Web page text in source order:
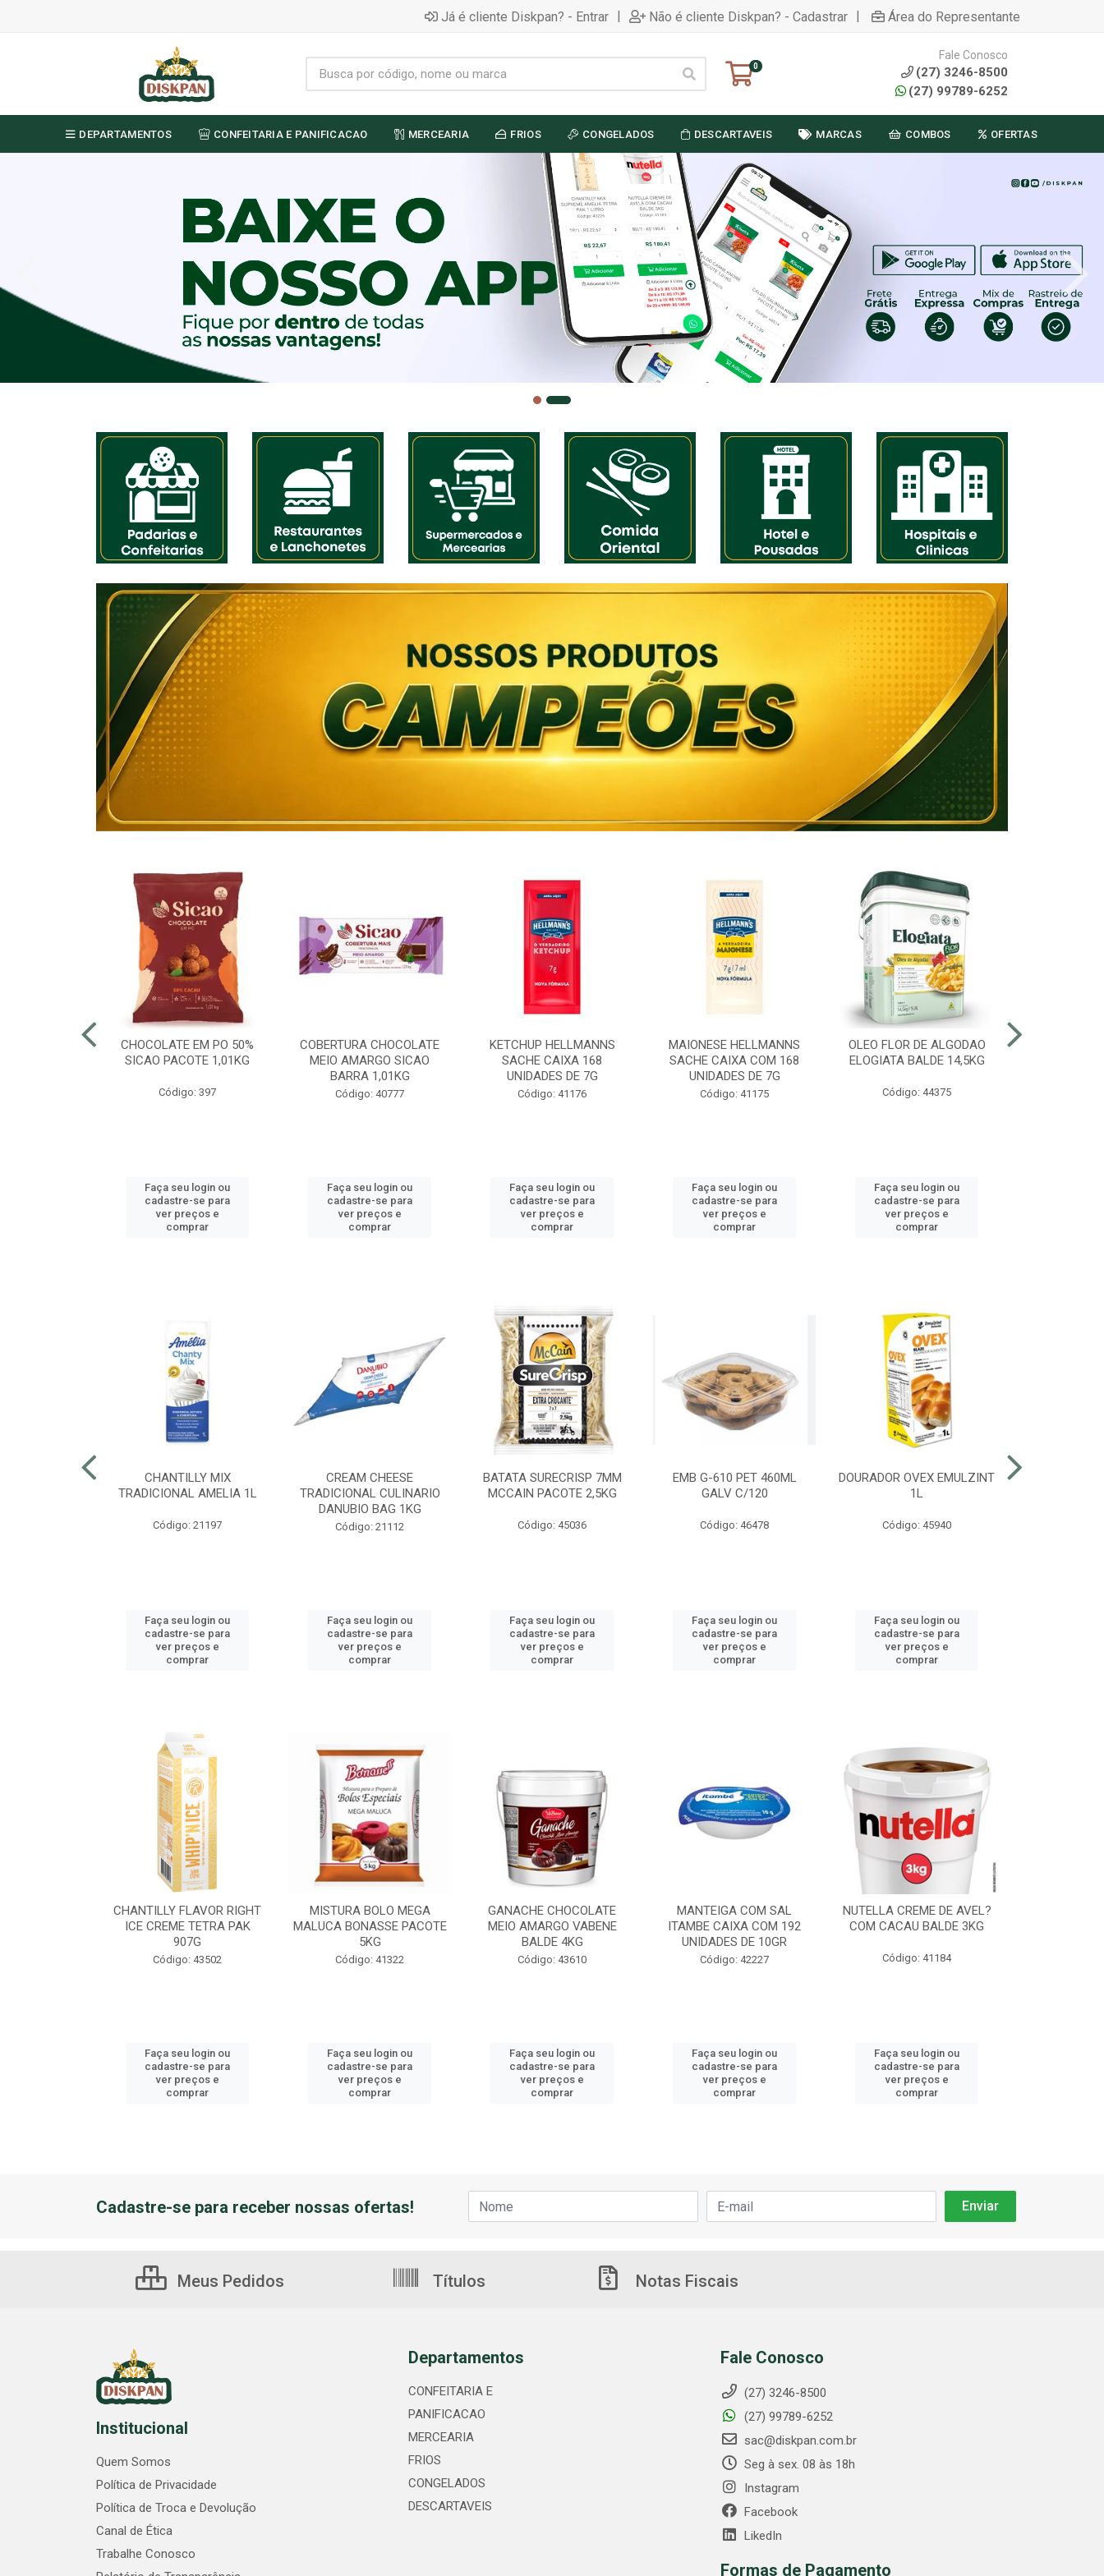
Já é cliente Diskpan? - Entrar | Não é cliente Diskpan? - Cadastrar | Área do Representante
0
Fale Conosco
(27) 3246-8500
(27) 99789-6252
DEPARTAMENTOS CONFEITARIA E PANIFICACAO MERCEARIA FRIOS CONGELADOS DESCARTAVEIS MARCAS COMBOS OFERTAS
CHOCOLATE EM PO 50%
SICAO PACOTE 1,01KG
Código: 397
Faça seu login ou
cadastre-se para
ver preços e
comprar
COBERTURA CHOCOLATE
MEIO AMARGO SICAO
BARRA 1,01KG
Código: 40777
Faça seu login ou
cadastre-se para
ver preços e
comprar
KETCHUP HELLMANNS
SACHE CAIXA 168
UNIDADES DE 7G
Código: 41176
Faça seu login ou
cadastre-se para
ver preços e
comprar
MAIONESE HELLMANNS
SACHE CAIXA COM 168
UNIDADES DE 7G
Código: 41175
Faça seu login ou
cadastre-se para
ver preços e
comprar
OLEO FLOR DE ALGODAO
ELOGIATA BALDE 14,5KG
Código: 44375
Faça seu login ou
cadastre-se para
ver preços e
comprar
CHANTILLY MIX
TRADICIONAL AMELIA 1L
Código: 21197
Faça seu login ou
cadastre-se para
ver preços e
comprar
CREAM CHEESE
TRADICIONAL CULINARIO
DANUBIO BAG 1KG
Código: 21112
Faça seu login ou
cadastre-se para
ver preços e
comprar
BATATA SURECRISP 7MM
MCCAIN PACOTE 2,5KG
Código: 45036
Faça seu login ou
cadastre-se para
ver preços e
comprar
EMB G-610 PET 460ML
GALV C/120
Código: 46478
Faça seu login ou
cadastre-se para
ver preços e
comprar
DOURADOR OVEX EMULZINT
1L
Código: 45940
Faça seu login ou
cadastre-se para
ver preços e
comprar
CHANTILLY FLAVOR RIGHT
ICE CREME TETRA PAK
907G
Código: 43502
Faça seu login ou
cadastre-se para
ver preços e
comprar
MISTURA BOLO MEGA
MALUCA BONASSE PACOTE
5KG
Código: 41322
Faça seu login ou
cadastre-se para
ver preços e
comprar
GANACHE CHOCOLATE
MEIO AMARGO VABENE
BALDE 4KG
Código: 43610
Faça seu login ou
cadastre-se para
ver preços e
comprar
MANTEIGA COM SAL
ITAMBE CAIXA COM 192
UNIDADES DE 10GR
Código: 42227
Faça seu login ou
cadastre-se para
ver preços e
comprar
NUTELLA CREME DE AVEL?
COM CACAU BALDE 3KG
Código: 41184
Faça seu login ou
cadastre-se para
ver preços e
comprar
Cadastre-se para receber nossas ofertas!
Meus Pedidos Títulos Notas Fiscais
Institucional
Quem Somos
Política de Privacidade
Política de Troca e Devolução
Canal de Ética
Trabalhe Conosco
Departamentos
CONFEITARIA E
PANIFICACAO
MERCEARIA
FRIOS
CONGELADOS
DESCARTAVEIS
Fale Conosco
(27) 3246-8500
(27) 99789-6252
sac@diskpan.com.br
Seg à sex. 08 às 18h
Instagram
Facebook
LikedIn
Formas de Pagamento